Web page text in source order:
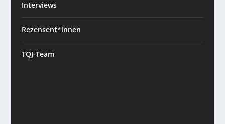
Interviews
Rezensent*innen
TQJ-Team